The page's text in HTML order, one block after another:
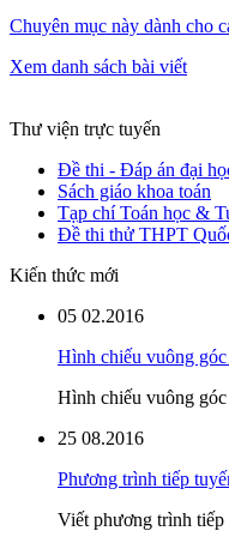
Chuyên mục này dành cho
Xem danh sách bài viết
Thư viện trực tuyến
Đề thi - Đáp án đại
Sách giáo khoa toán
Tạp chí Toán học &
Đề thi thử THPT
Kiến thức mới
05 02.2016
Hình chiếu vuông
Hình chiếu vuông
25 08.2016
Phương trình tiếp
Viết phương trình tiếp